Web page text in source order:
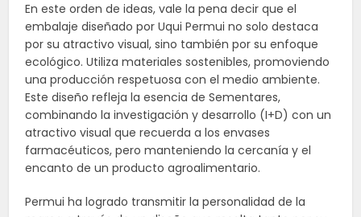
En este orden de ideas, vale la pena decir que el
embalaje diseñado por Uqui Permui no solo destaca
por su atractivo visual, sino también por su enfoque
ecológico. Utiliza materiales sostenibles, promoviendo
una producción respetuosa con el medio ambiente.
Este diseño refleja la esencia de Sementares,
combinando la investigación y desarrollo (I+D) con un
atractivo visual que recuerda a los envases
farmacéuticos, pero manteniendo la cercanía y el
encanto de un producto agroalimentario.
Permui ha logrado transmitir la personalidad de la